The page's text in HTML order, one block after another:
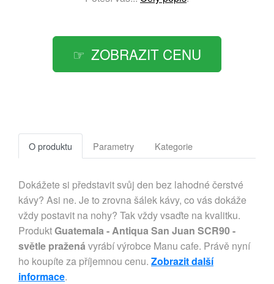
ZOBRAZIT CENU
O produktu Parametry Kategorie
Dokážete si představit svůj den bez lahodné čerstvé
kávy? Asi ne. Je to zrovna šálek kávy, co vás dokáže
vždy postavit na nohy? Tak vždy vsaďte na kvalitku.
ProduktGuatemala - Antiqua San Juan SCR90 -
světle pražená vyrábí výrobce Manu cafe. Právě nyní
ho koupíte za příjemnou cenu. Zobrazit další
informace.